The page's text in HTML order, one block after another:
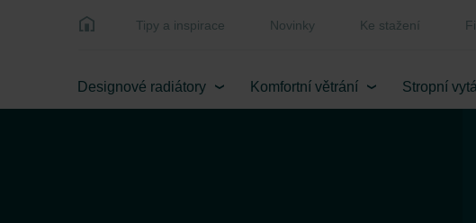
Tipy a inspirace Novinky Ke stažení
Designové radiátory Komfortní větrání Stropní